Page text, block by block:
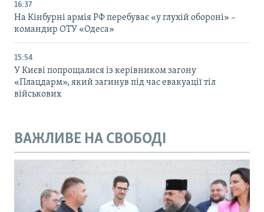
16:37
На Кінбурні армія РФ перебуває «у глухій обороні» –
командир ОТУ «Одеса»
15:54
У Києві попрощалися із керівником загону
«Плацдарм», який загинув під час евакуації тіл
військових
ВАЖЛИВЕ НА СВОБОДІ